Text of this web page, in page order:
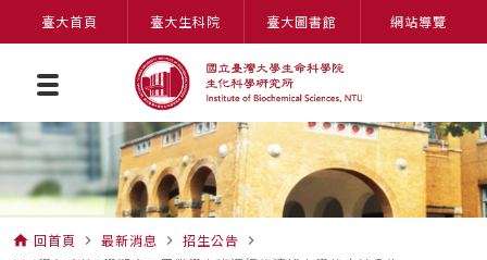
臺大首頁 臺大生科院 臺大圖書館 網站導覽
home 回首頁 navigate_next 最新消息 navigate_next 招生公告 navigate_next